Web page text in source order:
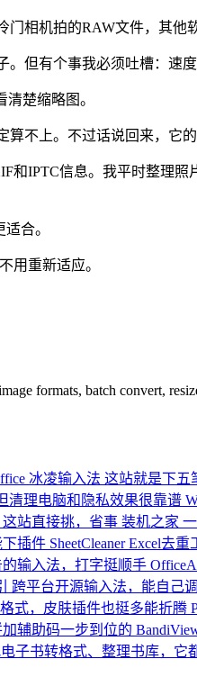
相机拍的RAW文件，其他
但有个事我必须吐槽：速
楚缩略图。
不上。不过话说回来，它的
和IPTC信息。我平时整理
合。
用重新适应。
formats, batch convert,
冰凌输入法 这站就是下五
清理电脑和隐私效果很靠谱
站直接挑，省事 装机之家
插件 SheetCleaner Excel去重
输入法，打字挺顺手
跨平台开源输入法，能自己
式，皮肤插件也挺多能折腾
辅助码一步到位的
电子书转格式、整理书库，